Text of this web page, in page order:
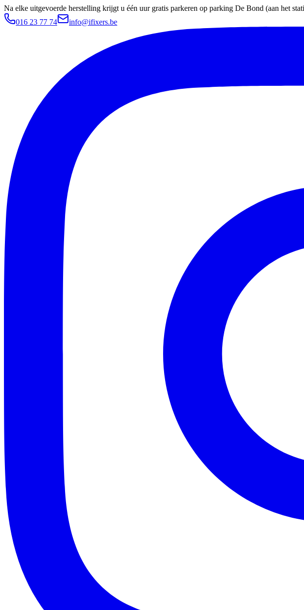
Na elke uitgevoerde herstelling krijgt u één uur gratis parkeren op parking De Bond (aan het
016 23 77 74
info@ifixers.be